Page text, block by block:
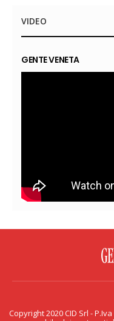
VIDEO
GENTE VENETA
Copyright 2020 CID Srl -